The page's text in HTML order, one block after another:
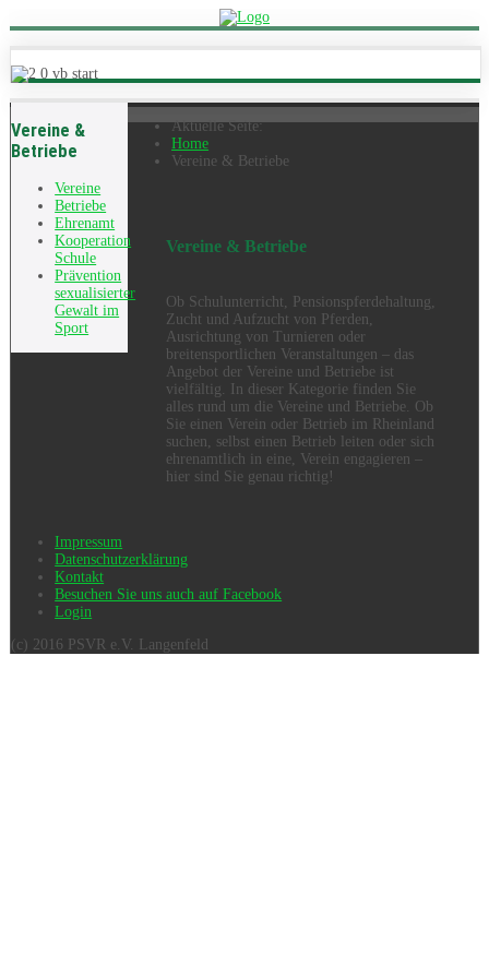
Vereine &
Betriebe
Vereine
Betriebe
Ehrenamt
Kooperation
Schule
Prävention
sexualisierter
Gewalt im
Sport
Aktuelle Seite:
Home
Vereine & Betriebe
Vereine & Betriebe
Ob Schulunterricht, Pensionspferdehaltung,
Zucht und Aufzucht von Pferden,
Ausrichtung von Turnieren oder
breitensportlichen Veranstaltungen – das
Angebot der Vereine und Betriebe ist
vielfältig. In dieser Kategorie finden Sie
alles rund um die Vereine und Betriebe. Ob
Sie einen Verein oder Betrieb im Rheinland
suchen, selbst einen Betrieb leiten oder sich
ehrenamtlich in eine, Verein engagieren –
hier sind Sie genau richtig!
Impressum
Datenschutzerklärung
Kontakt
Besuchen Sie uns auch auf Facebook
Login
(c) 2016 PSVR e.V. Langenfeld